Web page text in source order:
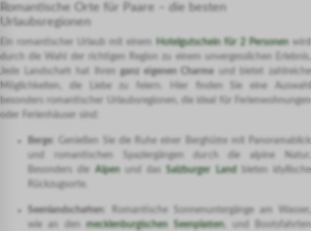
Romantische Orte für Paare – die besten
Urlaubsregionen
Ein romantischer Urlaub mit einem Hotelgutschein für 2 Personen
wird
durch die Wahl der richtigen Region zu einem unvergesslichen Erlebnis.
Jede Landschaft hat ihren ganz eigenen Charme
und bietet zahlreiche
Möglichkeiten, die Liebe zu feiern. Hier finden Sie eine Auswahl
besonders romantischer Urlaubsregionen, die ideal für Ferienwohnungen
oder Ferienhäuser sind:
Berge
: Genießen Sie die Ruhe einer Berghütte mit Panoramablick
und romantischen Spaziergängen durch die alpine Natur.
Alpen Salzburger Land
bieten idyllische
Seenlandschaften
: Romantische Sonnenuntergänge am Wasser,
wie an den
mecklenburgischen Seenplatten
, und Bootsfahrten